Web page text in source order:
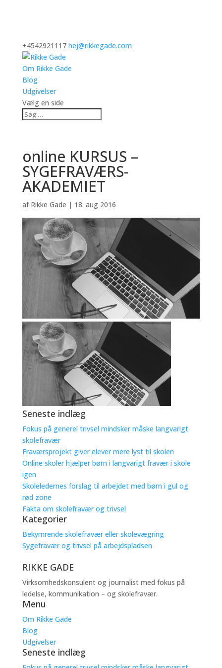
+4542921117 hej@rikkegade.com
Om Rikke Gade
Blog
Udgivelser
Vælg en side
online KURSUS –
SYGEFRAVÆRS-
AKADEMIET
af Rikke Gade | 18. aug 2016
Seneste indlæg
Fokus på generel trivsel mindsker måske langvarigt
skolefravær
Fraværsprojekt giver elever mere lyst til skolen
Online skoler hjælper børn i langvarigt fravær i skole
igen
Skoleledernes forslag til arbejdet med børn i gul og
rød zone
Fakta om skolefravær og trivsel
Kategorier
Bekymrende skolefravær eller skolevægring
Sygefravær og trivsel på arbejdspladsen
RIKKE GADE
Virksomhedskonsulent og journalist med fokus på
ledelse, kommunikation – og skolefravær.
Menu
Om Rikke Gade
Blog
Udgivelser
Seneste indlæg